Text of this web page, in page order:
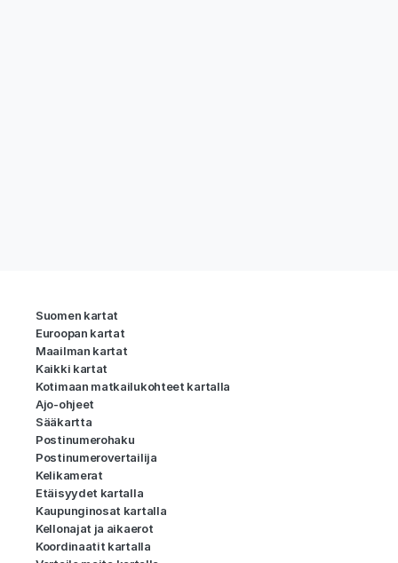
Suomen kartat
Euroopan kartat
Maailman kartat
Kaikki kartat
Kotimaan matkailukohteet kartalla
Ajo-ohjeet
Sääkartta
Postinumerohaku
Postinumerovertailija
Kelikamerat
Etäisyydet kartalla
Kaupunginosat kartalla
Kellonajat ja aikaerot
Koordinaatit kartalla